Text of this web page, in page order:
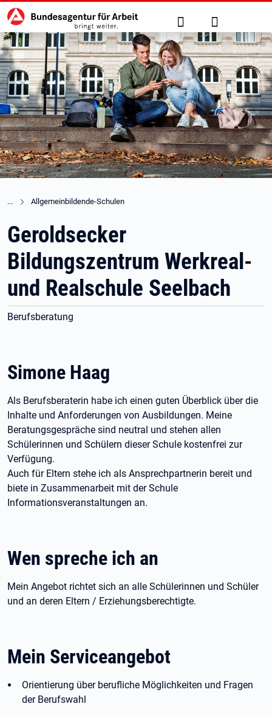
zu den Hauptinhalten springen
Hauptnavigation Suche Anmelden
Allgemeinbildende-Schulen
Geroldsecker
Bildungszentrum Werkreal-
und Realschule Seelbach
Berufsberatung
Simone Haag
Als Berufsberaterin habe ich einen guten Überblick über die
Inhalte und Anforderungen von Ausbildungen. Meine
Beratungsgespräche sind neutral und stehen allen
Schülerinnen und Schülern dieser Schule kostenfrei zur
Verfügung.
Auch für Eltern stehe ich als Ansprechpartnerin bereit und
biete in Zusammenarbeit mit der Schule
Informationsveranstaltungen an.
Wen spreche ich an
Mein Angebot richtet sich an alle Schülerinnen und Schüler
und an deren Eltern / Erziehungsberechtigte.
Mein Serviceangebot
Orientierung über berufliche Möglichkeiten und Fragen
der Berufswahl